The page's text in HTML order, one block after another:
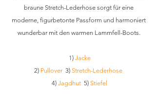
braune Stretch-Lederhose sorgt für eine
moderne, figurbetonte Passform und harmoniert
wunderbar mit den warmen Lammfell-Boots.
1) Jacke
2) Pullover
  3)
Stretch-Lederhose
4) Jagdhut
  5)
Stiefel